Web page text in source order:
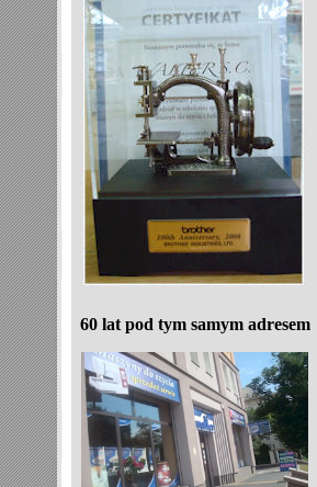
60 lat pod tym samym adresem